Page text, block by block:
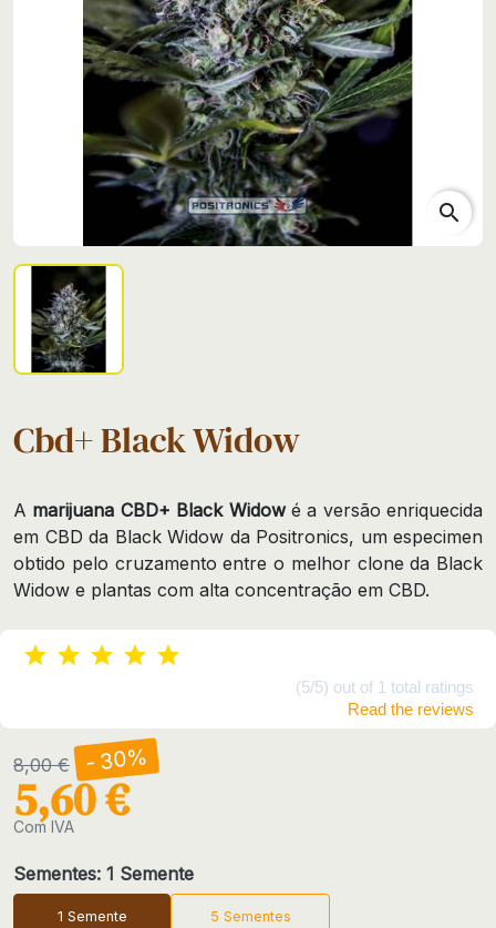
search
Cbd+ Black Widow
A marijuana CBD+ Black Widowé a versão enriquecida
em CBD da Black Widow da Positronics, um especimen
obtido pelo cruzamento entre o melhor clone da Black
Widow e plantas com alta concentração em CBD.
(5/5) out of 1 total ratings
Read the reviews
8,00 € - 30%
5,60 €
Com IVA
Sementes: 1 Semente
1 Semente 5 Sementes